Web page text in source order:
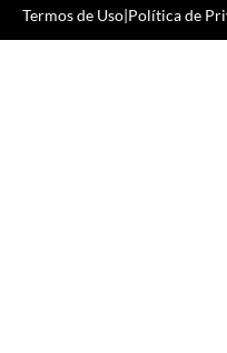
Termos de Uso|Política de